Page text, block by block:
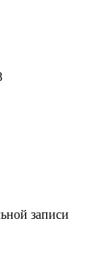
записи